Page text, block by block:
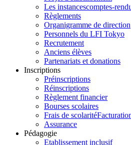
Les instancescomptes-
Règlements
Organigramme de direction
Personnels du LFI Tokyo
Recrutement
Anciens élèves
Partenariats et donations
Inscriptions
Préinscriptions
Réinscriptions
Règlement financier
Bourses scolaires
Frais de scolarité
Assurance
Pédagogie
Etablissement inclusif